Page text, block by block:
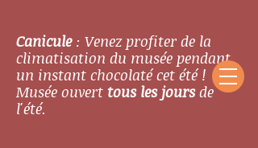
Canicule: Venez profiter de la
climatisation du musée pendant
un instant chocolaté cet été !
Musée ouverttous les joursde
l'été.